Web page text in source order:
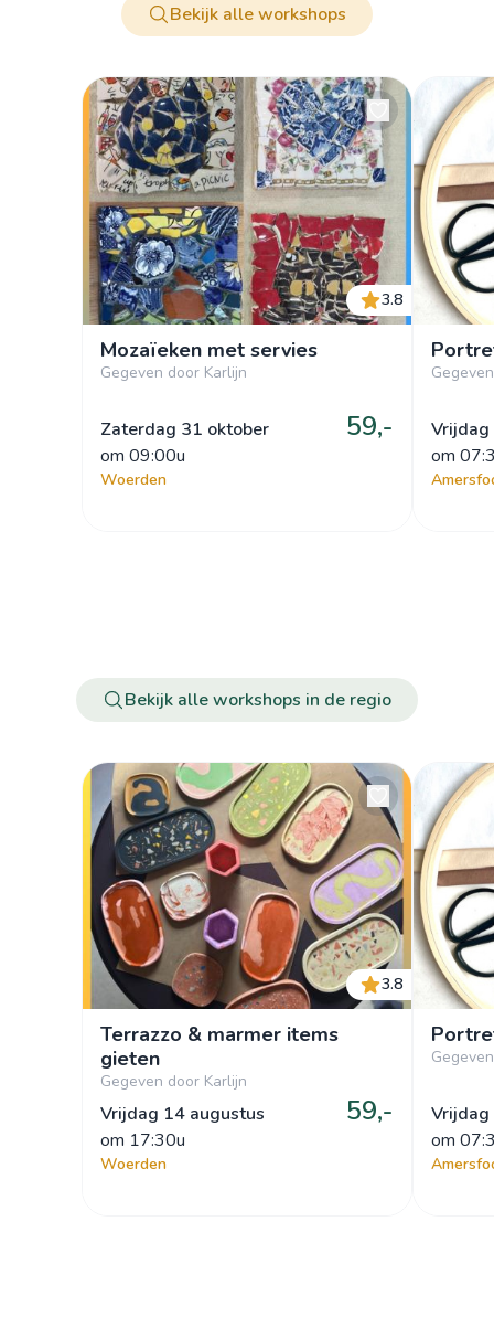
Bekijk alle workshops
3.8
Mozaïeken met servies
Gegeven door Karlijn
Zaterdag 31 oktober
om 09:00u
59,-
Woerden
Vrijdag
om
Bekijk alle workshops in de regio
3.8
Terrazzo & marmer items
gieten
Gegeven door Karlijn
Vrijdag 14 augustus
om 17:30u
59,-
Woerden
Vrijdag
om